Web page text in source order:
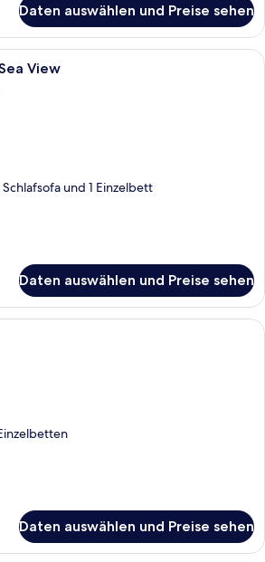
Daten auswählen und Preise sehen
Ein modernes Hotelzimmer mit Bett,
View
und 1 Einzelbett
Daten auswählen und Preise sehen
Ein Hotelzimmer mit Bett,
Daten auswählen und Preise sehen